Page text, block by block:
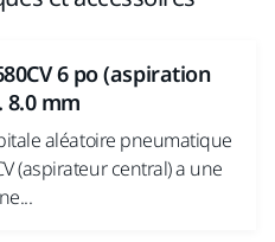
6 po (aspiration
8.0 mm
aléatoire pneumatique
(aspirateur central) a une